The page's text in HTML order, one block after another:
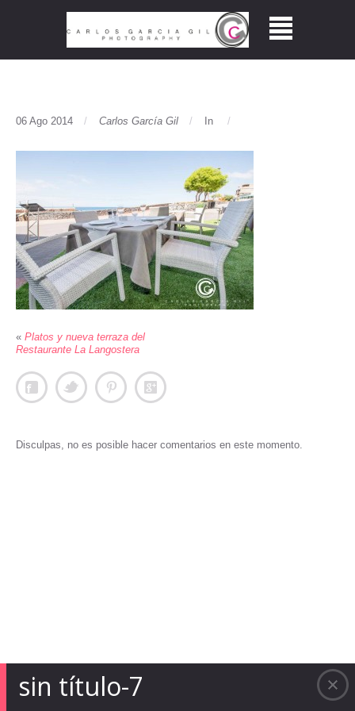
sin título-7
06 Ago 2014 Carlos García Gil In
« Platos y nueva terraza del
Restaurante La Langostera
Disculpas, no es posible hacer comentarios en este momento.